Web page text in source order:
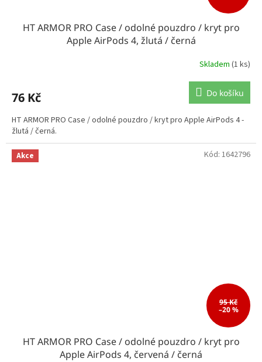
HT ARMOR PRO Case / odolné pouzdro / kryt pro
Apple AirPods 4, žlutá / černá
Skladem (1 ks)
76 Kč Do košíku
HT ARMOR PRO Case / odolné pouzdro / kryt pro Apple AirPods 4 -
žlutá / černá.
Akce
95 Kč
–20 %
HT ARMOR PRO Case / odolné pouzdro / kryt pro
Apple AirPods 4, červená / černá
Kód: 1642796